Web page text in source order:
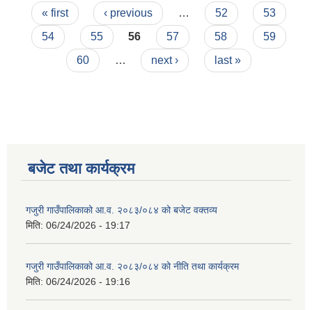
Pages
« first ‹ previous … 52
53
54
55 56 57 58
59
60
… next › last »
बजेट तथा कार्यक्रम
गजुरी गाउँपालिकाको आ.व. २०८३/०८४ को बजेट वक्तव्य
मिति: 06/24/2026 - 19:17
गजुरी गाउँपालिकाको आ.व. २०८३/०८४ को नीति तथा कार्यक्रम
मिति: 06/24/2026 - 19:16